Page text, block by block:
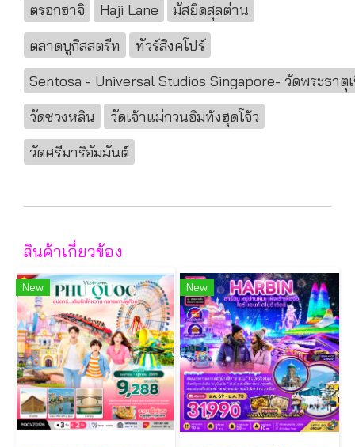
ตรอกฮาจิ
Haji Lane
มัสยิดสุลต่าน
ตลาดบูกิสสตรีท
ทัวร์สิงคโปร์
Sentosa - Universal Studios Singapore- วัดพระธาตุ
วัดซวงหลิน
วัดเจ้าแม่กวนอิมท้งฮุดโจ้ว
วัดศรีมาริอัมมันต์
สินค้าเกี่ยวข้อง
New New